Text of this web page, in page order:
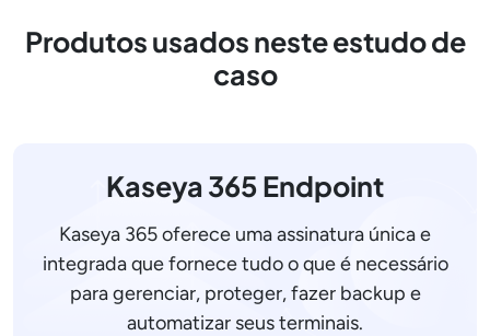
Produtos usados neste estudo de
caso
Kaseya 365 Endpoint
Kaseya 365 oferece uma assinatura única e
integrada que fornece tudo o que é necessário
para gerenciar, proteger, fazer backup e
automatizar seus terminais.